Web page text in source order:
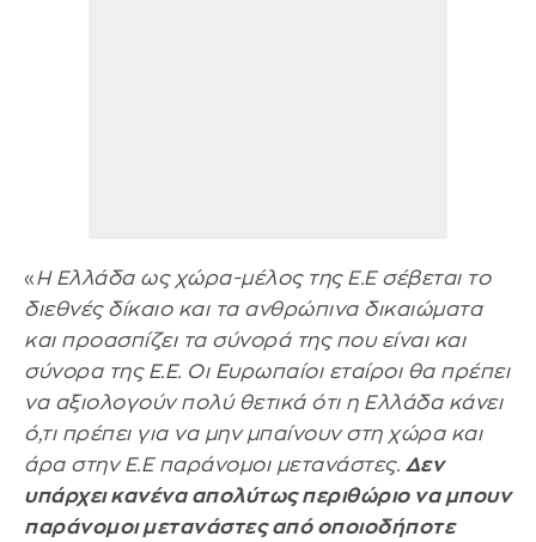
«Η Ελλάδα ως χώρα-μέλος της Ε.Ε σέβεται το
διεθνές δίκαιο και τα ανθρώπινα δικαιώματα
και προασπίζει τα σύνορά της που είναι και
σύνορα της Ε.Ε. Οι Ευρωπαίοι εταίροι θα πρέπει
να αξιολογούν πολύ θετικά ότι η Ελλάδα κάνει
ό,τι πρέπει για να μην μπαίνουν στη χώρα και
άρα στην Ε.Ε παράνομοι μετανάστες. Δεν
υπάρχει κανένα απολύτως περιθώριο να μπουν
παράνομοι μετανάστες από οποιοδήποτε